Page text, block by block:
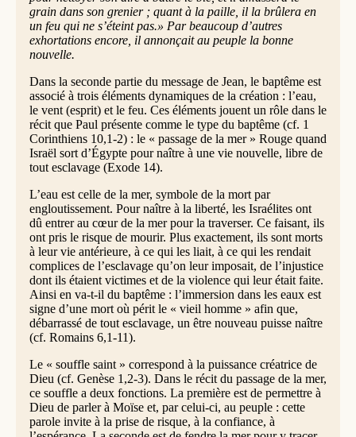
grain dans son grenier ; quant à la paille, il la brûlera en
un feu qui ne s’éteint pas.» Par beaucoup d’autres
exhortations encore, il annonçait au peuple la bonne
nouvelle.
Dans la seconde partie du message de Jean, le baptême est
associé à trois éléments dynamiques de la création : l’eau,
le vent (esprit) et le feu. Ces éléments jouent un rôle dans le
récit que Paul présente comme le type du baptême (cf. 1
Corinthiens 10,1-2) : le « passage de la mer » Rouge quand
Israël sort d’Égypte pour naître à une vie nouvelle, libre de
tout esclavage (Exode 14).
L’eau est celle de la mer, symbole de la mort par
engloutissement. Pour naître à la liberté, les Israélites ont
dû entrer au cœur de la mer pour la traverser. Ce faisant, ils
ont pris le risque de mourir. Plus exactement, ils sont morts
à leur vie antérieure, à ce qui les liait, à ce qui les rendait
complices de l’esclavage qu’on leur imposait, de l’injustice
dont ils étaient victimes et de la violence qui leur était faite.
Ainsi en va-t-il du baptême : l’immersion dans les eaux est
signe d’une mort où périt le « vieil homme » afin que,
débarrassé de tout esclavage, un être nouveau puisse naître
(cf. Romains 6,1-11).
Le « souffle saint » correspond à la puissance créatrice de
Dieu (cf. Genèse 1,2-3). Dans le récit du passage de la mer,
ce souffle a deux fonctions. La première est de permettre à
Dieu de parler à Moïse et, par celui-ci, au peuple : cette
parole invite à la prise de risque, à la confiance, à